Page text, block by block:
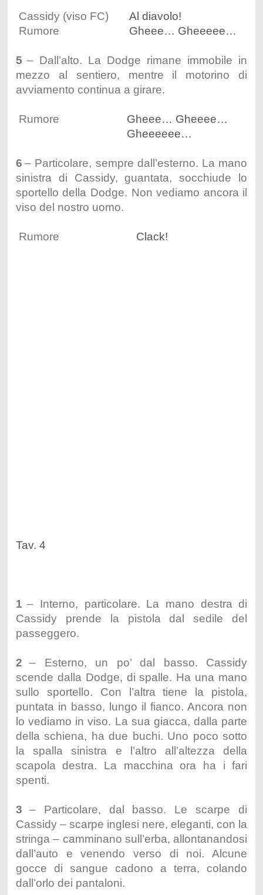
Cassidy (viso FC)
Rumore
Al diavolo!
Gheee… Gheeeee…
5 – Dall’alto. La Dodge rimane immobile in
mezzo al sentiero, mentre il motorino di
avviamento continua a girare.
Rumore
Gheee… Gheeee…
Gheeeeee…
6 – Particolare, sempre dall’esterno. La mano
sinistra di Cassidy, guantata, socchiude lo
sportello della Dodge. Non vediamo ancora il
viso del nostro uomo.
Rumore Clack!
Tav. 4
1 – Interno, particolare. La mano destra di
Cassidy prende la pistola dal sedile del
passeggero.
2
– Esterno, un po’ dal basso. Cassidy
scende dalla Dodge, di spalle. Ha una mano
sullo sportello. Con l’altra tiene la pistola,
puntata in basso, lungo il fianco. Ancora non
lo vediamo in viso. La sua giacca, dalla parte
della schiena, ha due buchi. Uno poco sotto
la spalla sinistra e l’altro all’altezza della
scapola destra. La macchina ora ha i fari
spenti.
3
– Particolare, dal basso. Le scarpe di
Cassidy – scarpe inglesi nere, eleganti, con la
stringa – camminano sull’erba, allontanandosi
dall’auto e venendo verso di noi. Alcune
gocce di sangue cadono a terra, colando
dall’orlo dei pantaloni.